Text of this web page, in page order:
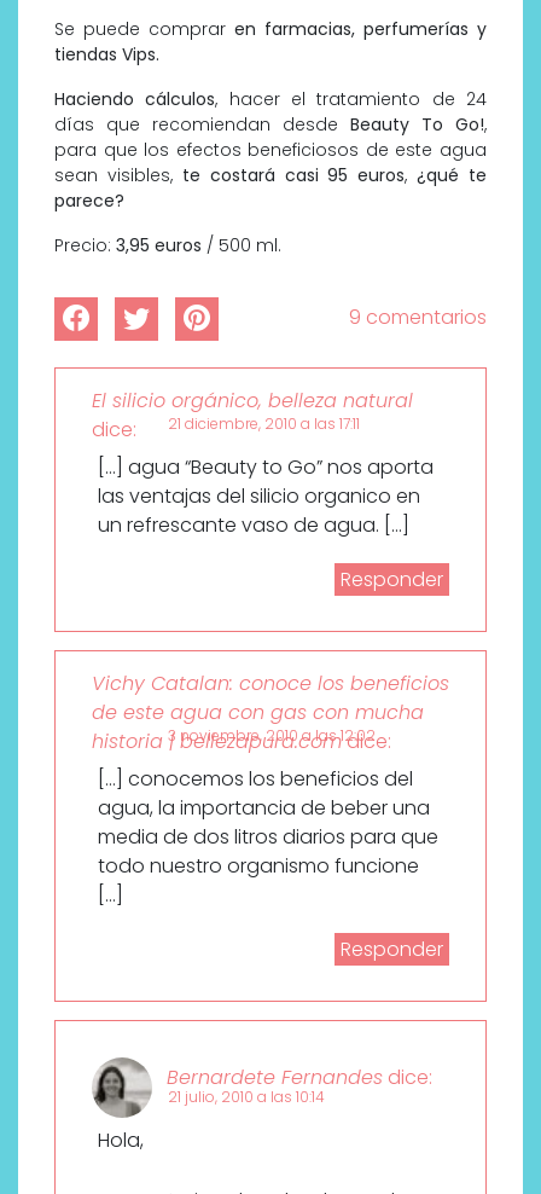
Se puede comprar en farmacias, perfumerías y
tiendas Vips.
Haciendo cálculos, hacer el tratamiento de 24
días que recomiendan desde Beauty To Go!,
para que los efectos beneficiosos de este agua
sean visibles, te costará casi 95 euros,¿qué te
parece?
Precio: 3,95 euros / 500 ml.
mso
9]>
<!
>
<!–
[if
0
false
false
false
ES
X-
NONE
X-
NONE
[if
gte
9]>
<!
9 comentarios
El silicio orgánico, belleza natural
dice:
21 diciembre, 2010 a las 17:11
[…] agua “Beauty to Go” nos aporta
las ventajas del silicio organico en
un refrescante vaso de agua. […]
Responder
Vichy Catalan: conoce los beneficios
de este agua con gas con mucha
historia | bellezapura.comdice:
3 noviembre, 2010 a las 12:02
[…] conocemos los beneficios del
agua, la importancia de beber una
media de dos litros diarios para que
todo nuestro organismo funcione
[…]
Responder
Bernardete Fernandes dice:
21 julio, 2010 a las 10:14
Hola,